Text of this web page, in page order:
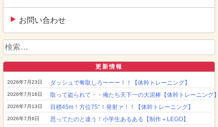
お問い合わせ
検
索:
更新情報
ダッシュで奪取しろーーー！！【体幹トレーニング】
2026年7月23日
取って盗られて・・俺たち天下一の大泥棒【体幹トレーニング
2026年7月16日
目標45m！方位75°！発射ァ！！【体幹トレーニング】
2026年7月13日
思ってたのと違う！小学生あるある【制作＋LEGO】
2026年7月6日